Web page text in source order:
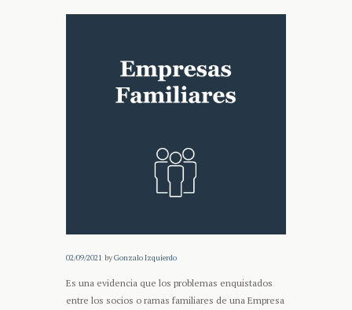
02/09/2021 byGonzalo Izquierdo
Es una evidencia que los problemas enquistados
entre los socios o ramas familiares de una Empresa